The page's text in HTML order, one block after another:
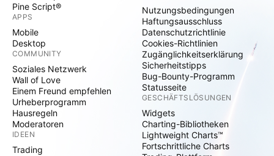
Pine Script®
APPS
Mobile
Desktop
COMMUNITY
Soziales Netzwerk
Wall of Love
Einem Freund empfehlen
Urheberprogramm
Hausregeln
Moderatoren
IDEEN
Trading
Nutzungsbedingungen
Haftungsausschluss
Datenschutzrichtlinie
Cookies-Richtlinien
Zugänglichkeitserklärung
Sicherheitstipps
Bug-Bounty-Programm
Statusseite
GESCHÄFTSLÖSUNGEN
Widgets
Charting-Bibliotheken
Lightweight Charts™
Fortschrittliche Charts